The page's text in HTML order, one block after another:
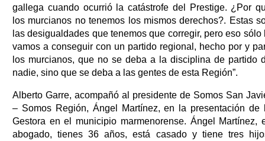
gallega cuando ocurrió la catástrofe del Prestige. ¿Por
los murcianos no tenemos los mismos derechos?. Estas
las desigualdades que tenemos que corregir, pero eso sólo
vamos a conseguir con un partido regional, hecho por y
los murcianos, que no se deba a la disciplina de partido
nadie, sino que se deba a las gentes de esta Región”.
Alberto Garre, acompañó al presidente de Somos San
– Somos Región, Ángel Martínez, en la presentación de
Gestora en el municipio marmenorense. Ángel Martínez,
abogado, tienes 36 años, está casado y tiene tres